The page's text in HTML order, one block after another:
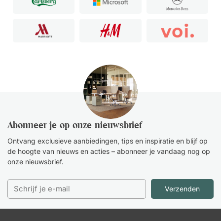
Abonneer je op onze nieuwsbrief
Ontvang exclusieve aanbiedingen, tips en inspiratie en blijf op
de hoogte van nieuws en acties – abonneer je vandaag nog op
onze nieuwsbrief.
Verzenden